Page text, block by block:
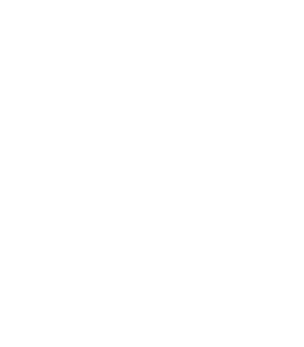
o întrebare autorului
o poză cu rețeta